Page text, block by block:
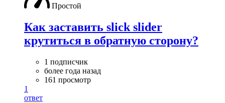
Простой
Как заставить slick slider
крутиться в обратную сторону?
1 подписчик
более года назад
161 просмотр
1
ответ